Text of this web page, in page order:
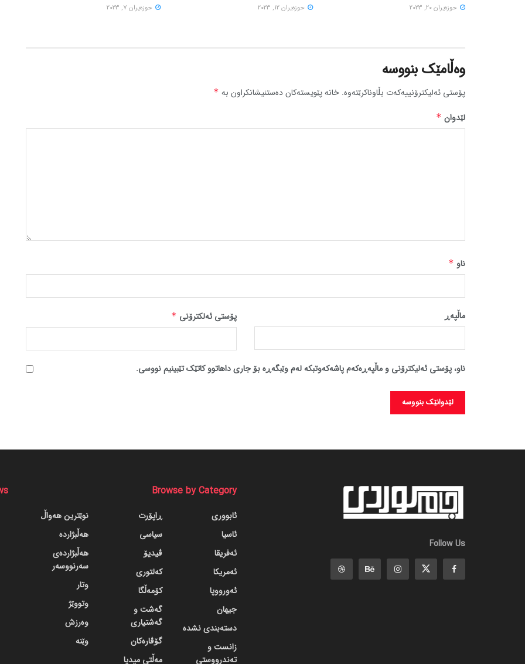
حوزه‌یران 20, 2023 حوزه‌یران 12, 2023 حوزه‌یران 7, 2023
وەڵامێک بنووسە
پۆستی ئەلیکترۆنییەکەت بڵاوناکرێتەوە. خانە پێویستەکان دەستنیشانکراون بە *
لێدوان *
ناو *
پۆستی ئەلکترۆنی * ماڵپه‌ڕ
ناو، پۆستی ئەلیکترۆنی و ماڵپەڕەکەم پاشەکەوتبکە لەم وێبگەڕە بۆ جاری داهاتوو کاتێک تێبینیم نووسی.
Follow Us
Browse by Category
ئابووری
ئاسیا
ئەفریقا
ئەمریکا
ئەورووپا
جیهان
دسته‌بندی نشده
زانست و
تەندرووستی
ڕاپۆرت
سیاسی
ڤیدیۆ
کەلتوری
کۆمەڵگا
گه‌شت و
گه‌شتیاری
گۆڤاره‌کان
مەڵتی میدیا
نوێترین هەواڵ
هەڵبژاردە
هەڵبژاردەی
سەرنووسەر
وتار
وتووێژ
وەرزش
وێنە